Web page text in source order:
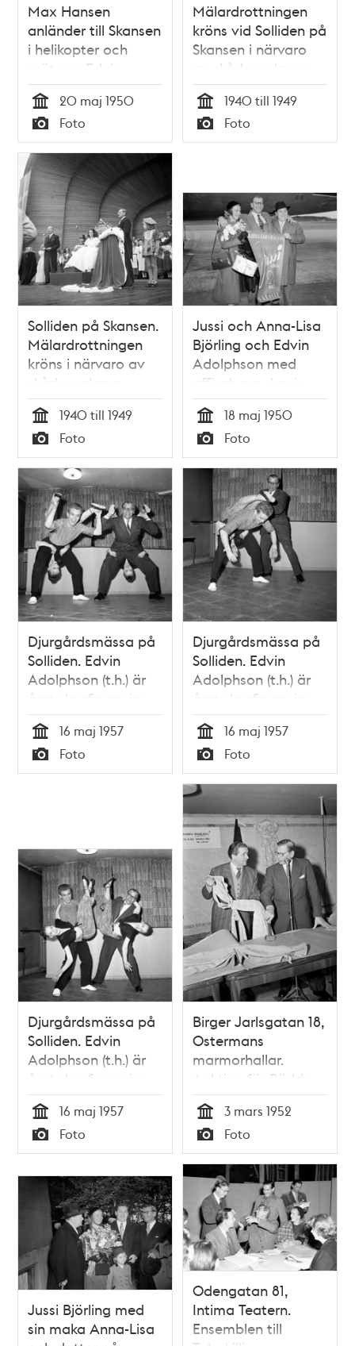
Max Hansen
anländer till Skansen
i helikopter och
möts av Edvin
Adolphson
Tid
20 maj 1950
Typ
Foto
Mälardrottningen
kröns vid Solliden på
Skansen i närvaro
av skådespelarna
Ludde Gentzel och
Edvin Adolphson
Tid
1940 till 1949
Typ
Foto
Solliden på Skansen.
Mälardrottningen
kröns i närvaro av
skådespelarna
Ludde Gentzel och
Edvin Adolphson
Tid
1940 till 1949
Typ
Foto
Jussi och Anna-Lisa
Björling och Edvin
Adolphson med
affisch om Jussis
framträdande på
Djurgårdsmässan
Tid
18 maj 1950
Typ
Foto
Djurgårdsmässa på
Solliden. Edvin
Adolphson (t.h.) är
årets konferencier.
Här ses han dansa
rock n´ roll, med
några av de
dansare som skall
Tid
16 maj 1957
Typ
Foto
Djurgårdsmässa på
Solliden. Edvin
Adolphson (t.h.) är
årets konferencier.
Här ses han dansa
rock n´ roll, med
några av de
dansare som skall
uppträda på
mässan
Tid
16 maj 1957
Typ
Foto
Djurgårdsmässa på
Solliden. Edvin
Adolphson (t.h.) är
årets konferencier.
Här ses han dansa
rock n´ roll, med
några av de
dansare som skall
uppträda på
mässan
Tid
16 maj 1957
Typ
Foto
Birger Jarlsgatan 18,
Ostermans
marmorhallar.
Auktion för Rädda
Barnens
hjälpverksamhet
bland flyktingar. Stig
Järrel (t.v.) och Edvin
Adolphson är
auktionsutropare
Tid
3 mars 1952
Typ
Foto
Jussi Björling med
sin maka Anna-Lisa
Odengatan 81,
Intima Teatern.
Ensemblen till